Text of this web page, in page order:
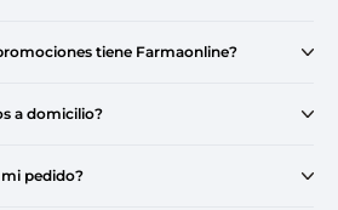
tiene Farmaonline?
a domicilio?
pedido?